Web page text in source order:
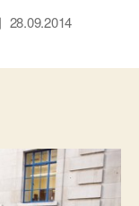
28.09.2014